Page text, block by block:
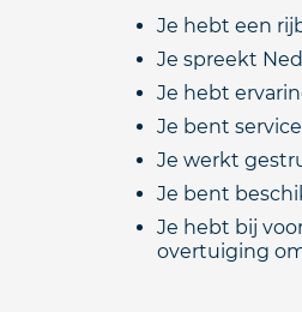
Je hebt een
Je spreekt
Je hebt
Je bent
Je werkt
Je bent
Je hebt bij
overtuiging